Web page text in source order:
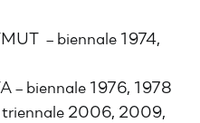
– biennale 1974,
– biennale 1976, 1978
triennale 2006, 2009,